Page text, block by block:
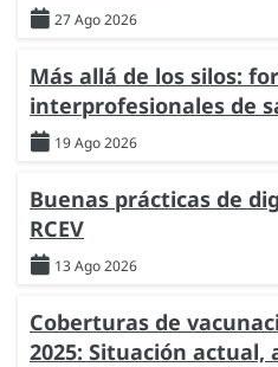
27 Ago 2026
Más allá de los silos:
interprofesionales de
19 Ago 2026
Buenas prácticas de
RCEV
13 Ago 2026
Coberturas de
2025: Situación actual,